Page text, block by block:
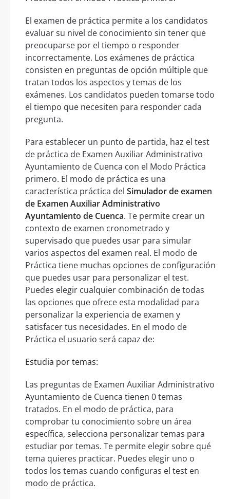
El examen de práctica permite a los candidatos
evaluar su nivel de conocimiento sin tener que
preocuparse por el tiempo o responder
incorrectamente. Los exámenes de práctica
consisten en preguntas de opción múltiple que
tratan todos los aspectos y temas de los
exámenes. Los candidatos pueden tomarse todo
el tiempo que necesiten para responder cada
pregunta.
Para establecer un punto de partida, haz el test
de práctica de Examen Auxiliar Administrativo
Ayuntamiento de Cuenca con el Modo Práctica
primero. El modo de práctica es una
característica práctica del Simulador de examen
de Examen Auxiliar Administrativo
Ayuntamiento de Cuenca. Te permite crear un
contexto de examen cronometrado y
supervisado que puedes usar para simular
varios aspectos del examen real. El modo de
Práctica tiene muchas opciones de configuración
que puedes usar para personalizar el test.
Puedes elegir cualquier combinación de todas
las opciones que ofrece esta modalidad para
personalizar la experiencia de examen y
satisfacer tus necesidades. En el modo de
Práctica el usuario será capaz de:
Estudia por temas:
Las preguntas de Examen Auxiliar Administrativo
Ayuntamiento de Cuenca tienen 0 temas
tratados. En el modo de práctica, para
comprobar tu conocimiento sobre un área
específica, selecciona personalizar temas para
estudiar por temas. Te permite elegir sobre qué
tema quieres practicar. Puedes elegir uno o
todos los temas cuando configuras el test en
modo de práctica.